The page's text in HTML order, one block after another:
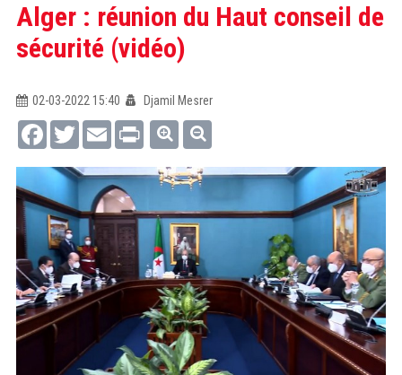
Alger : réunion du Haut conseil de
sécurité (vidéo)
02-03-2022 15:40
Djamil Mesrer
FacebookTwitterEmail Print